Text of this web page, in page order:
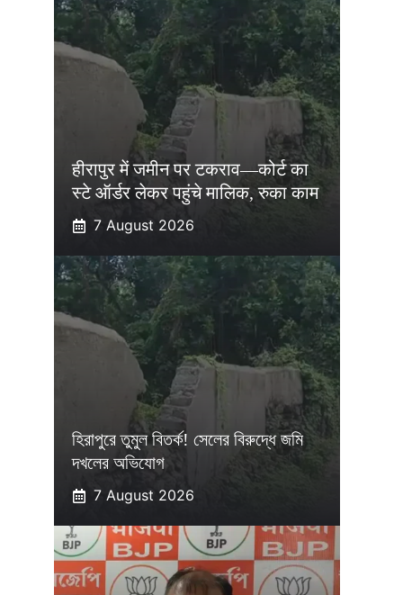
हीरापुर में जमीन पर टकराव—कोर्ट का
स्टे ऑर्डर लेकर पहुंचे मालिक, रुका काम
7 August 2026
হিরাপুরে তুমুল বিতর্ক! সেলের বিরুদ্ধে জমি
দখলের অভিযোগ
7 August 2026